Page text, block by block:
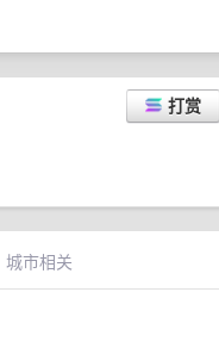
打赏
城市相关